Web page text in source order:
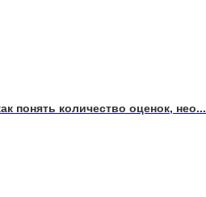
понять количество оценок, нео...